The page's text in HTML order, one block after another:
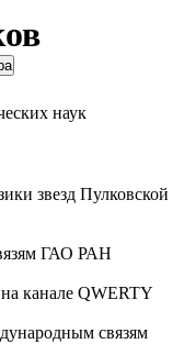
наук
звезд Пулковской
ГАО РАН
канале QWERTY
связям